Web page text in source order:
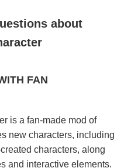
about
FAN
is a fan-made mod of
new characters, including
characters, along
and interactive elements.